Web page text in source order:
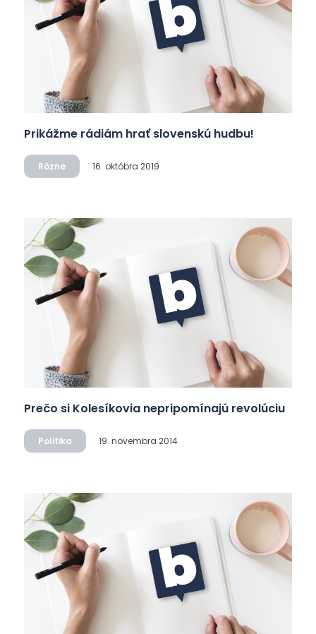
Prikážme rádiám hrať slovenskú hudbu!
Rôzne 16. októbra 2019
Prečo si Kolesíkovia nepripomínajú revolúciu
Politika 19. novembra 2014